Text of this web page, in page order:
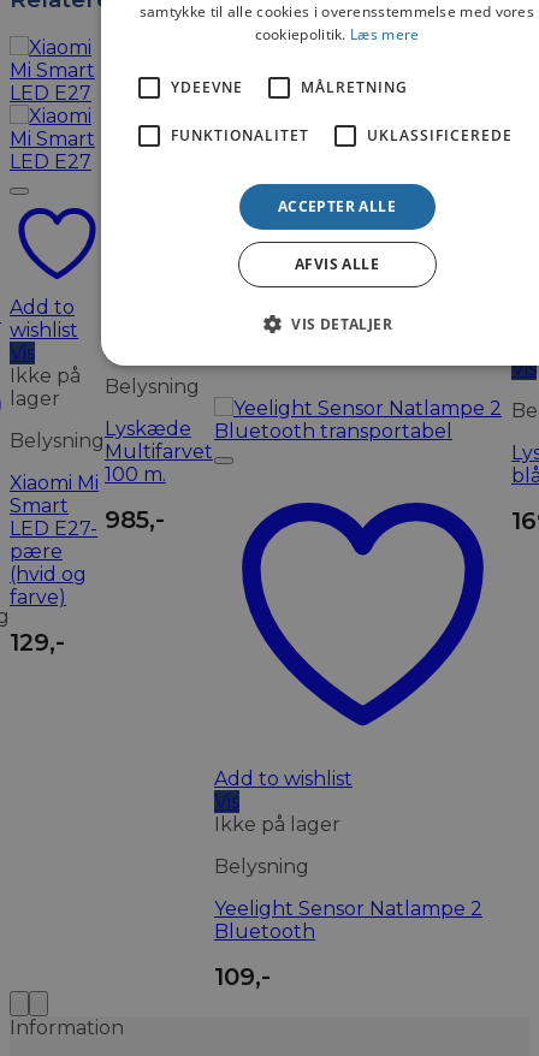
Add to
wishlist
Vis
Ikke på
lager
Belysning
Xiaomi Mi
Smart
LED E27-
pære
(hvid og
farve)
129,-
Belysning
Lyskæde
Multifarvet
100 m.
985,-
Add to wishlist
Vis
Ikke på lager
Belysning
Yeelight Sensor Natlampe 2
Bluetooth
109,-
Vis
Information
samtykke til alle cookies i overensstemmelse med vores
cookiepolitik. Læs mere
YDEEVNE MÅLRETNING
FUNKTIONALITET UKLASSIFICEREDE
ACCEPTER ALLE
AFVIS ALLE
VIS DETALJER